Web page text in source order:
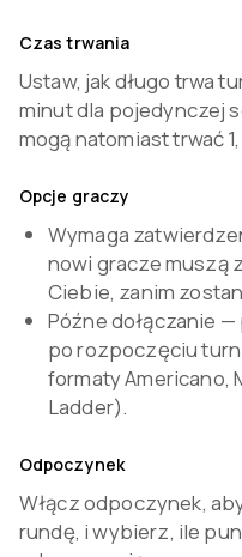
Czas trwania
Ustaw, jak długo trwa
minut dla pojedynczej
mogą natomiast trwać
Opcje graczy
Wymaga
nowi gracze muszą
Ciebie, zanim
Późne dołączanie
po rozpoczęciu
formaty Americano,
Ladder).
Odpoczynek
Włącz odpoczynek,
rundę, i wybierz, ile